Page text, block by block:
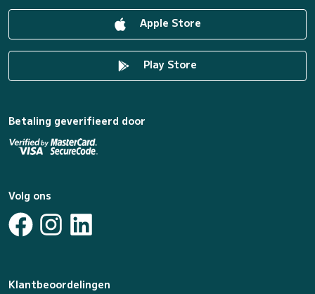
Apple Store
Play Store
Betaling geverifieerd door
Volg ons
Klantbeoordelingen